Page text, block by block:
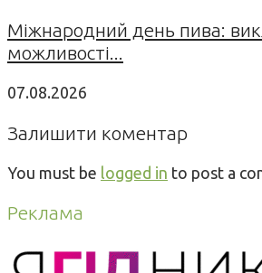
Міжнародний день пива:
можливості...
07.08.2026
Залишити коментар
You must be logged in to post a
Реклама